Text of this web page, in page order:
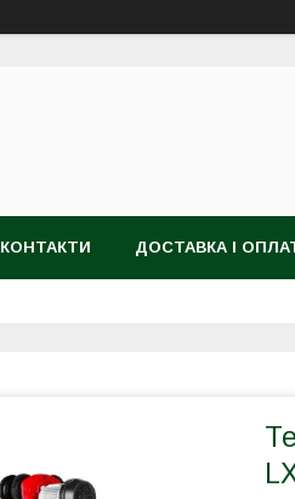
КОНТАКТИ ДОСТАВКА І